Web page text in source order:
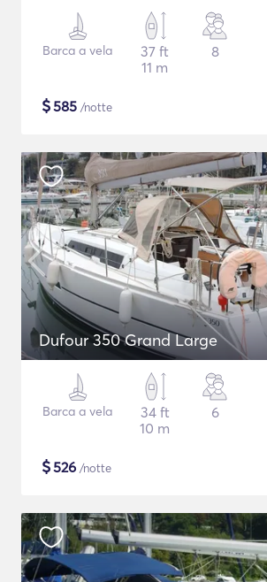
Barca a vela
37 ft
11 m
8
$585 /notte
Dufour 350 Grand Large
Barca a vela
34 ft
10 m
6
$526 /notte